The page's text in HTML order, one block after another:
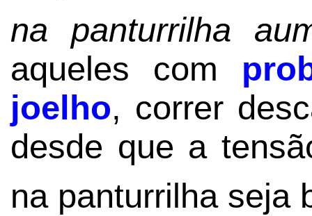
na panturrilha
aqueles com
joelho, correr
desde que a
na panturrilha seja